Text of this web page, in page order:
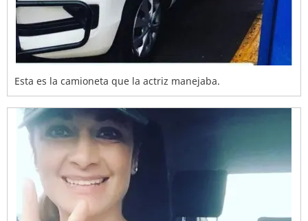
Esta es la camioneta que la actriz manejaba.